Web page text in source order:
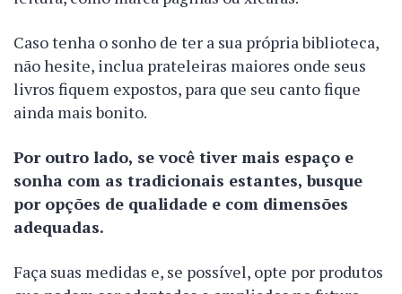
Caso tenha o sonho de ter a sua própria biblioteca,
não hesite, inclua prateleiras maiores onde seus
livros fiquem expostos, para que seu canto fique
ainda mais bonito.
Por outro lado, se você tiver mais espaço e
sonha com as tradicionais estantes, busque
por opções de qualidade e com dimensões
adequadas.
Faça suas medidas e, se possível, opte por produtos